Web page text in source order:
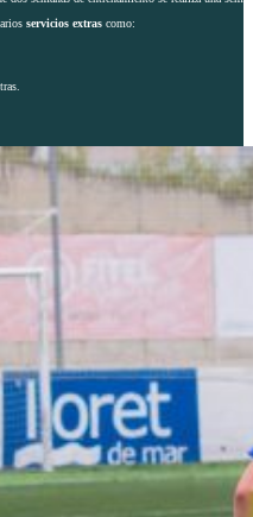
servicios extras como: